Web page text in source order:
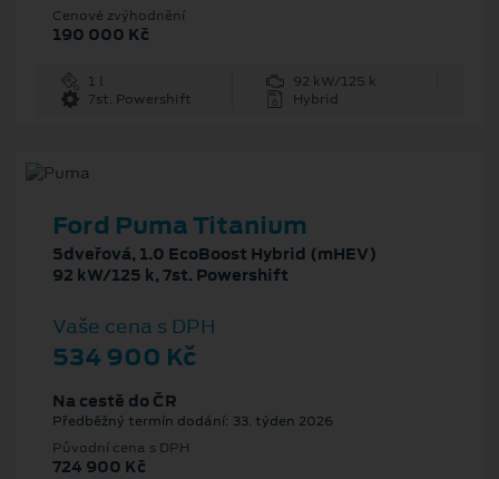
Cenové zvýhodnění
190 000 Kč
1 l
92 kW/125 k
7st. Powershift
Hybrid
Ford Puma Titanium
5dveřová, 1.0 EcoBoost Hybrid (mHEV)
92 kW/125 k, 7st. Powershift
Vaše cena s DPH
534 900 Kč
Na cestě do ČR
Předběžný termín dodání: 33. týden 2026
Původní cena s DPH
724 900 Kč